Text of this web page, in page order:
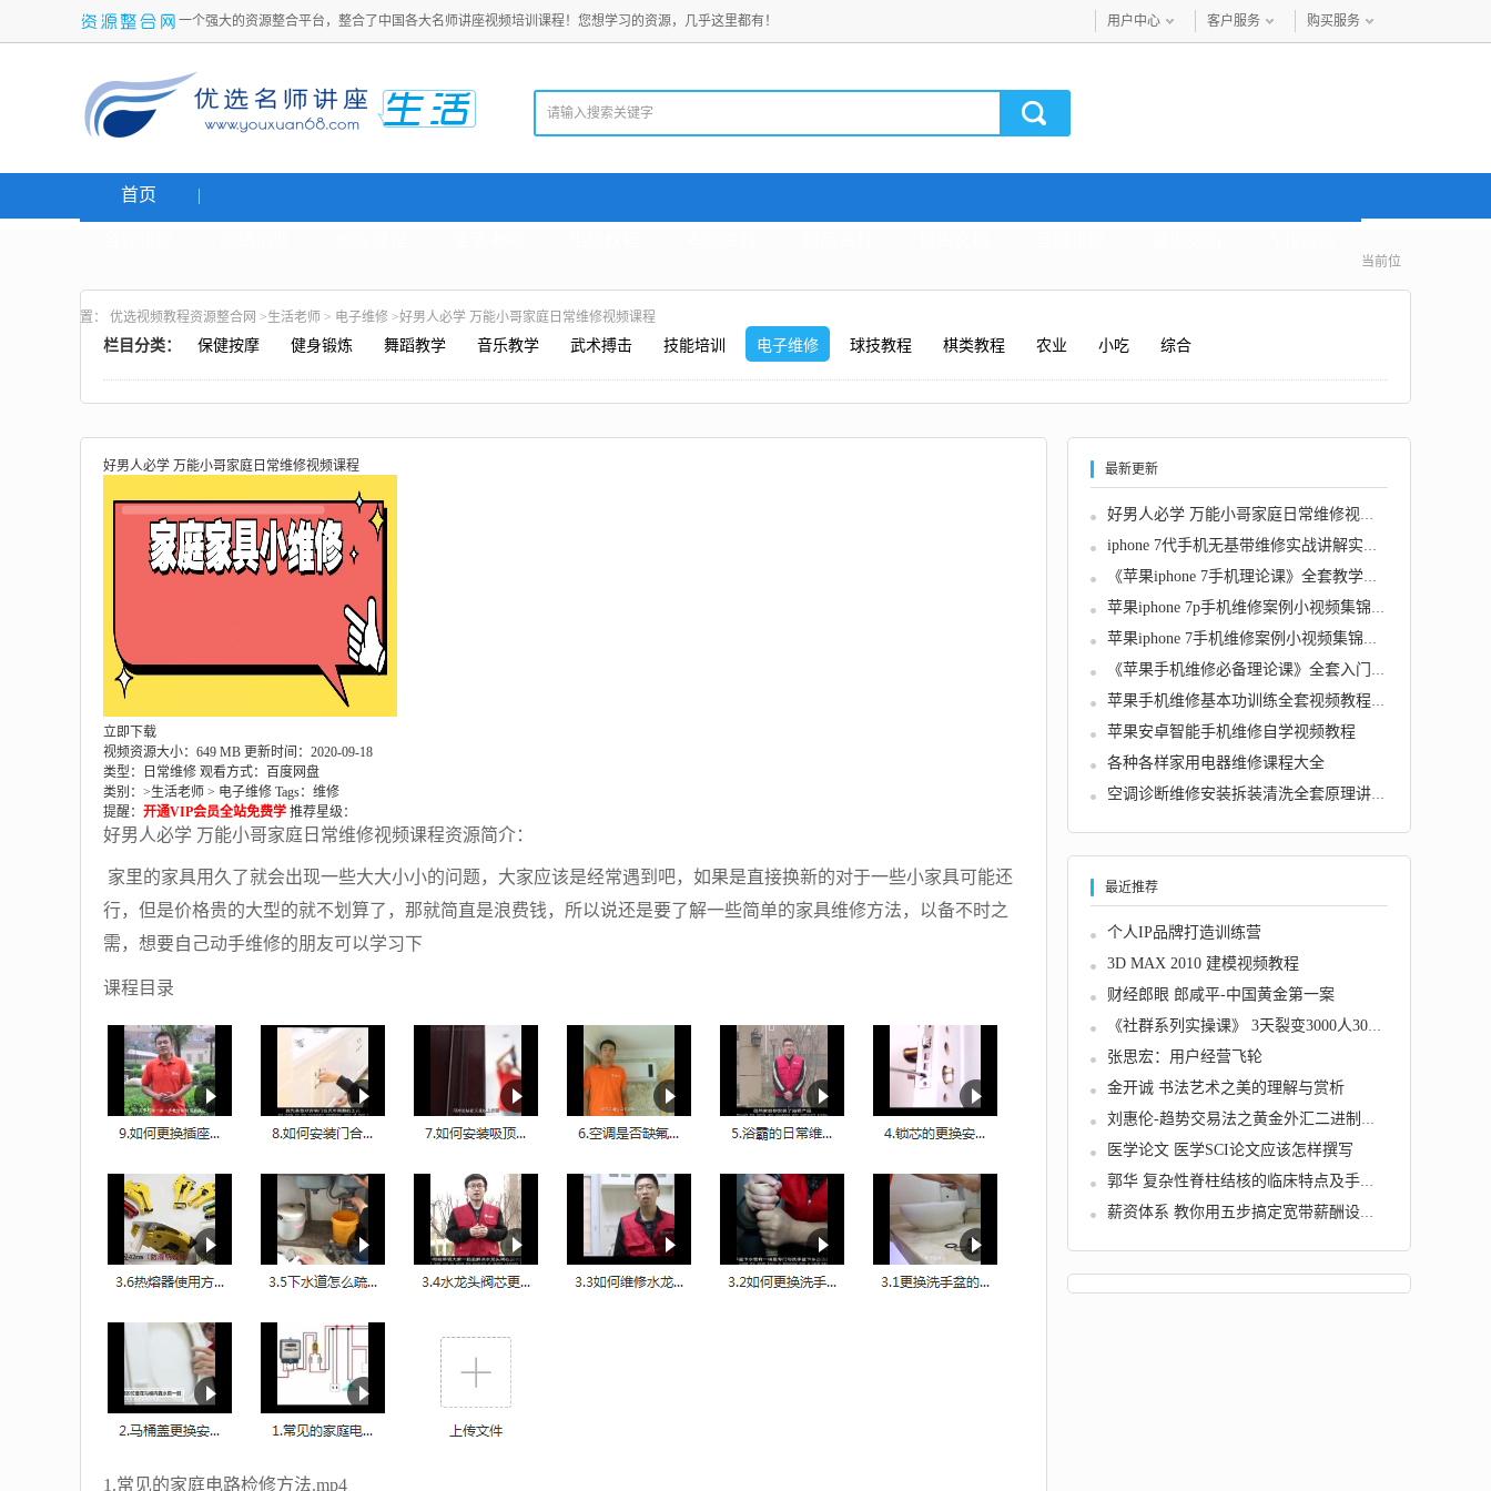
一个强大的资源整合平台，整合了中国各大名师讲座视频培训课程！您想学习的资源，几乎这里都有！ 用户中心 客户服务 购买服务
首页
当前位
置： 优选视频教程资源整合网 >生活老师 > 电子维修 >好男人必学 万能小哥家庭日常维修视频课程
栏目分类： 保健按摩 健身锻炼 舞蹈教学 音乐教学 武术搏击 技能培训 电子维修 球技教程 棋类教程 农业 小吃 综合
好男人必学 万能小哥家庭日常维修视频课程
立即下载
视频资源大小：649 MB 更新时间：2020-09-18
类型：日常维修 观看方式：百度网盘
类别：>生活老师 > 电子维修 Tags： 维修
提醒： 开通VIP会员全站免费学 推荐星级：
好男人必学 万能小哥家庭日常维修视频课程资源简介：
家里的家具用久了就会出现一些大大小小的问题，大家应该是经常遇到吧，如果是直接换新的对于一些小家具可能还
行，但是价格贵的大型的就不划算了，那就简直是浪费钱，所以说还是要了解一些简单的家具维修方法，以备不时之
需，想要自己动手维修的朋友可以学习下
课程目录
1.常见的家庭电路检修方法.mp4
最新更新
好男人必学 万能小哥家庭日常维修视频课程
iphone 7代手机无基带维修实战讲解实录视频
《苹果iphone 7手机理论课》全套教学视频（18...
苹果iphone 7p手机维修案例小视频集锦（24集）...
苹果iphone 7手机维修案例小视频集锦（35集）...
《苹果手机维修必备理论课》全套入门教学视频...
苹果手机维修基本功训练全套视频教程（11集）...
苹果安卓智能手机维修自学视频教程
各种各样家用电器维修课程大全
空调诊断维修安装拆装清洗全套原理讲解视频教...
最近推荐
个人IP品牌打造训练营
3D MAX 2010 建模视频教程
财经郎眼 郎咸平-中国黄金第一案
《社群系列实操课》 3天裂变3000人300个群 周...
张思宏：用户经营飞轮
金开诚 书法艺术之美的理解与赏析
刘惠伦-趋势交易法之黄金外汇二进制交易法则课...
医学论文 医学SCI论文应该怎样撰写
郭华 复杂性脊柱结核的临床特点及手术方式探讨...
薪资体系 教你用五步搞定宽带薪酬设计与管理